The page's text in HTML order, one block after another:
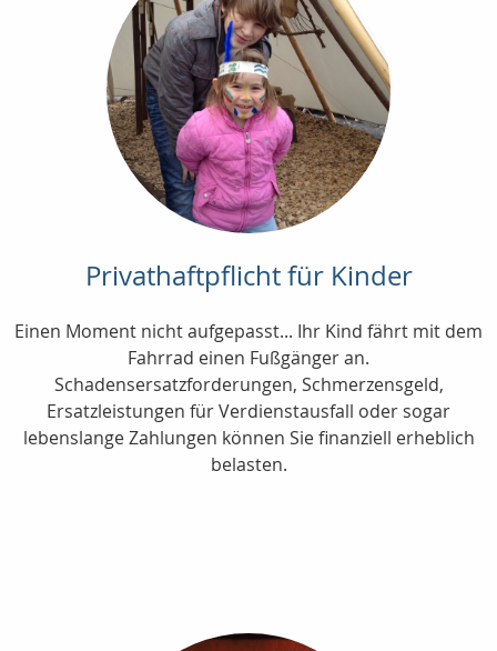
Privathaftpflicht für Kinder
Einen Moment nicht aufgepasst... Ihr Kind fährt mit dem
Fahrrad einen Fußgänger an.
Schadensersatzforderungen, Schmerzensgeld,
Ersatzleistungen für Verdienstausfall oder sogar
lebenslange Zahlungen können Sie finanziell erheblich
belasten.